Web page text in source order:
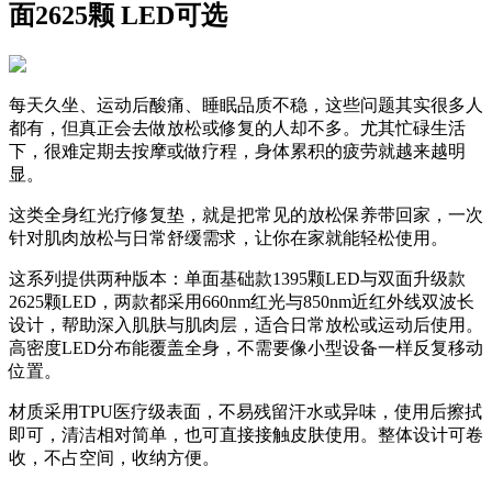
面2625颗 LED可选
每天久坐、运动后酸痛、睡眠品质不稳，这些问题其实很多人
都有，但真正会去做放松或修复的人却不多。尤其忙碌生活
下，很难定期去按摩或做疗程，身体累积的疲劳就越来越明
显。
这类全身红光疗修复垫，就是把常见的放松保养带回家，一次
针对肌肉放松与日常舒缓需求，让你在家就能轻松使用。
这系列提供两种版本：单面基础款1395颗LED与双面升级款
2625颗LED，两款都采用660nm红光与850nm近红外线双波长
设计，帮助深入肌肤与肌肉层，适合日常放松或运动后使用。
高密度LED分布能覆盖全身，不需要像小型设备一样反复移动
位置。
材质采用TPU医疗级表面，不易残留汗水或异味，使用后擦拭
即可，清洁相对简单，也可直接接触皮肤使用。整体设计可卷
收，不占空间，收纳方便。